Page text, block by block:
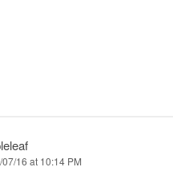
16 at 10:14 PM